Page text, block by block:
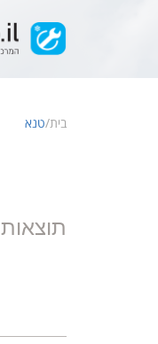
בית/טנא
תוצאות 136 נמצאו